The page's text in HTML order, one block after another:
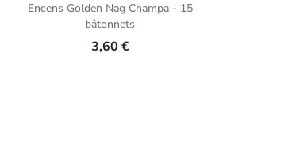
Encens Golden Nag Champa - 15
bâtonnets
3,60 €